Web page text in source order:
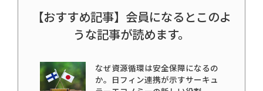
【おすすめ記事】会員になるとこのよ
うな記事が読めます。
なぜ資源循環は安全保障になるの
か。日フィン連携が示すサーキュ